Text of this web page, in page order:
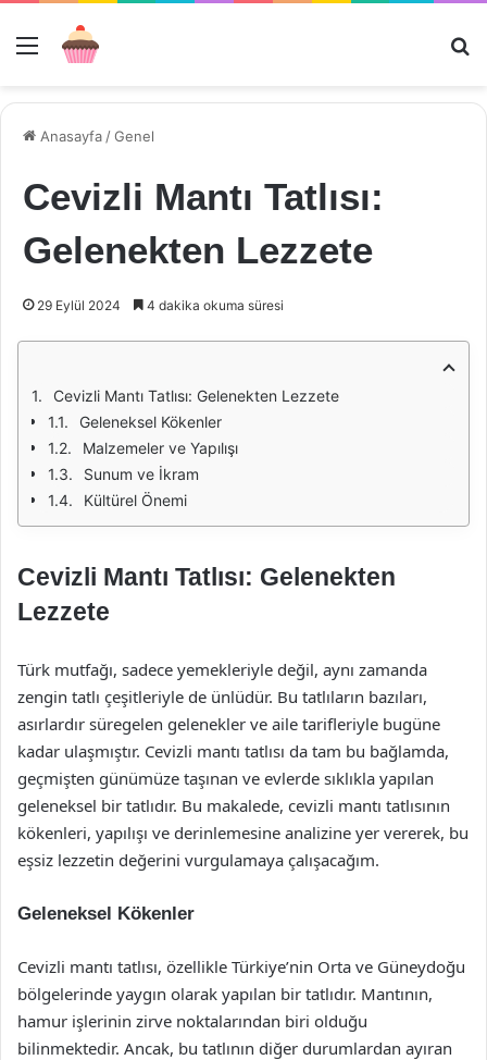
Menü
Anasayfa /Genel
Cevizli Mantı Tatlısı:
Gelenekten Lezzete
29 Eylül 2024 4 dakika okuma süresi
Cevizli Mantı Tatlısı: Gelenekten Lezzete
Geleneksel Kökenler
Malzemeler ve Yapılışı
Sunum ve İkram
Kültürel Önemi
Cevizli Mantı Tatlısı: Gelenekten
Lezzete
Türk mutfağı, sadece yemekleriyle değil, aynı zamanda
zengin tatlı çeşitleriyle de ünlüdür. Bu tatlıların bazıları,
asırlardır süregelen gelenekler ve aile tarifleriyle bugüne
kadar ulaşmıştır. Cevizli mantı tatlısı da tam bu bağlamda,
geçmişten günümüze taşınan ve evlerde sıklıkla yapılan
geleneksel bir tatlıdır. Bu makalede, cevizli mantı tatlısının
kökenleri, yapılışı ve derinlemesine analizine yer vererek, bu
eşsiz lezzetin değerini vurgulamaya çalışacağım.
Geleneksel Kökenler
Cevizli mantı tatlısı, özellikle Türkiye’nin Orta ve Güneydoğu
bölgelerinde yaygın olarak yapılan bir tatlıdır. Mantının,
hamur işlerinin zirve noktalarından biri olduğu
bilinmektedir. Ancak, bu tatlının diğer durumlardan ayıran